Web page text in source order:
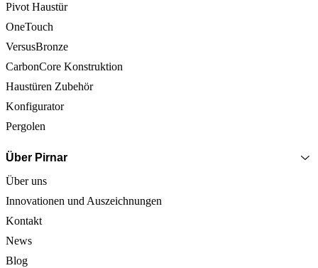
Pivot Haustür
OneTouch
VersusBronze
CarbonCore Konstruktion
Haustüren Zubehör
Konfigurator
Pergolen
Über Pirnar
Über uns
Innovationen und Auszeichnungen
Kontakt
News
Blog